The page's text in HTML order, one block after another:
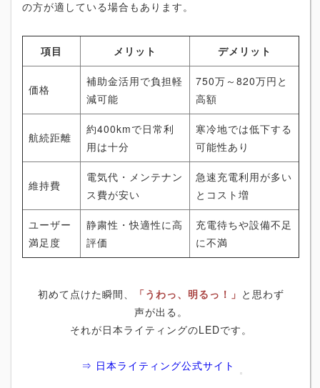
の方が適している場合もあります。
項目 メリット デメリット
価格
補助金活用で負担軽
減可能
750万～820万円と
高額
航続距離
約400kmで日常利
用は十分
寒冷地では低下する
可能性あり
維持費
電気代・メンテナン
ス費が安い
急速充電利用が多い
とコスト増
ユーザー
満足度
静粛性・快適性に高
評価
充電待ちや設備不足
に不満
初めて点けた瞬間、 「うわっ、明るっ！」 と思わず
声が出る。
それが日本ライティングのLEDです。
⇒ 日本ライティング公式サイト